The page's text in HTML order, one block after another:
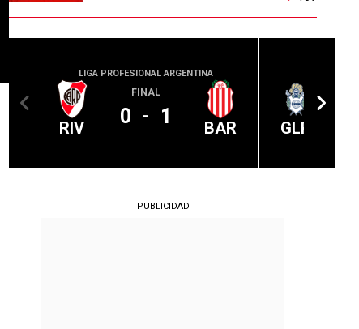
LIGA PROFESIONAL ARGENTINA
RIV
FINAL
0 - 1 BAR GLP
PUBLICIDAD